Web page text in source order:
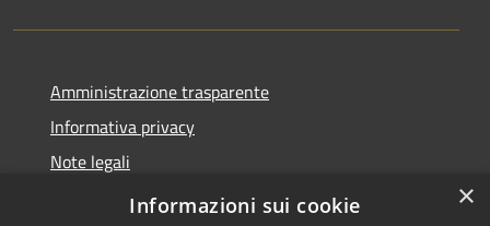
Amministrazione trasparente
Informativa privacy
Note legali
Dichiarazione di accessibilità
×
Informazioni sui cookie